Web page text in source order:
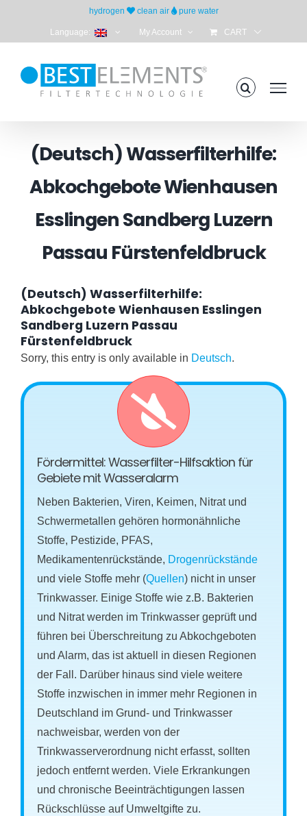
hydrogen clean air pure water
Language: My Account CART
(Deutsch) Wasserfilterhilfe:
Abkochgebote Wienhausen
Esslingen Sandberg Luzern
Passau Fürstenfeldbruck
(Deutsch) Wasserfilterhilfe:
Abkochgebote Wienhausen Esslingen
Sandberg Luzern Passau
Fürstenfeldbruck
Sorry, this entry is only available in Deutsch.
Fördermittel: Wasserfilter-Hilfsaktion für
Gebiete mit Wasseralarm
Neben Bakterien, Viren, Keimen, Nitrat und
Schwermetallen gehören hormonähnliche
Stoffe, Pestizide, PFAS,
Medikamentenrückstände, Drogenrückstände
und viele Stoffe mehr (Quellen) nicht in unser
Trinkwasser. Einige Stoffe wie z.B. Bakterien
und Nitrat werden im Trinkwasser geprüft und
führen bei Überschreitung zu Abkochgeboten
und Alarm, das ist aktuell in diesen Regionen
der Fall. Darüber hinaus sind viele weitere
Stoffe inzwischen in immer mehr Regionen in
Deutschland im Grund- und Trinkwasser
nachweisbar, werden von der
Trinkwasserverordnung nicht erfasst, sollten
jedoch entfernt werden. Viele Erkrankungen
und chronische Beeinträchtigungen lassen
Rückschlüsse auf Umweltgifte zu.